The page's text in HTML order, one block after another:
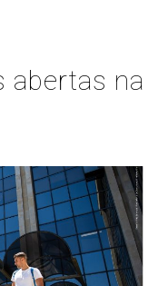
abertas na